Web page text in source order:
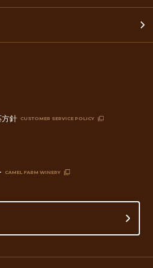
方針 CUSTOMER SERVICE POLICY
CAMEL FARM WINERY